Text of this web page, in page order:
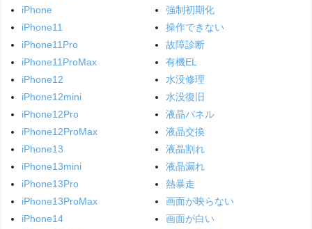
iPhone
iPhone11
iPhone11Pro
iPhone11ProMax
iPhone12
iPhone12mini
iPhone12Pro
iPhone12ProMax
iPhone13
iPhone13mini
iPhone13Pro
iPhone13ProMax
iPhone14
強制初期化
操作できない
故障診断
有機EL
水没修理
水没復旧
液晶パネル
液晶交換
液晶割れ
液晶漏れ
熱暴走
画面が映らない
画面が白い